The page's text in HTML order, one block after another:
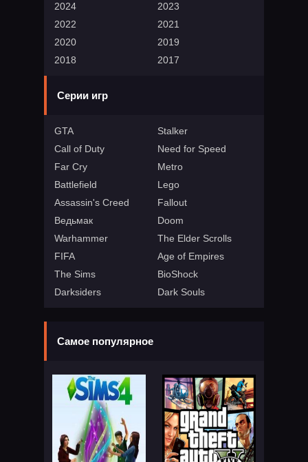
2024
2023
2022
2021
2020
2019
2018
2017
Серии игр
GTA
Stalker
Call of Duty
Need for Speed
Far Cry
Metro
Battlefield
Lego
Assassin's Creed
Fallout
Ведьмак
Doom
Warhammer
The Elder Scrolls
FIFA
Age of Empires
The Sims
BioShock
Darksiders
Dark Souls
Самое популярное